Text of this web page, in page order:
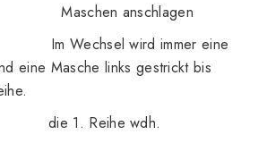
anschlagen
wird immer eine
eine Masche links gestrickt bis
die 1. Reihe wdh.